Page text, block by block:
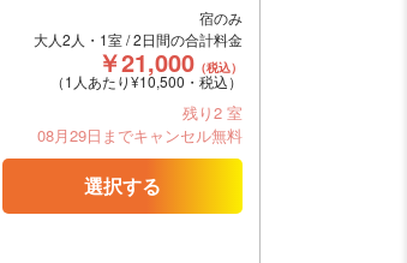
宿のみ
大人2人・1室 / 2日間の合計料金
￥21,000 （税込）
（1人あたり¥10,500・税込）
残り2 室
08月29日までキャンセル無料
選択する